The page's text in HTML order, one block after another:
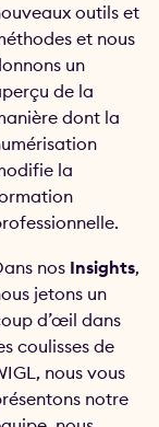
outils et
et nous
un
de la
dont la
la
nos Insights,
jetons un
d’œil dans
coulisses de
nous vous
notre